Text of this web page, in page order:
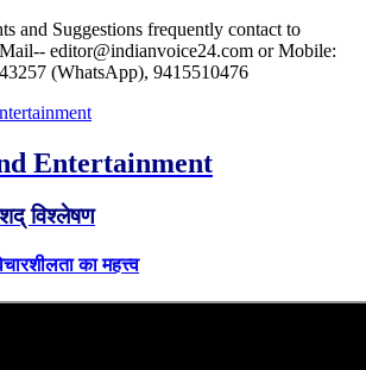
and Suggestions frequently contact to
editor@indianvoice24.com or Mobile:
(WhatsApp), 9415510476
Entertainment
विश्लेषण
का महत्त्व